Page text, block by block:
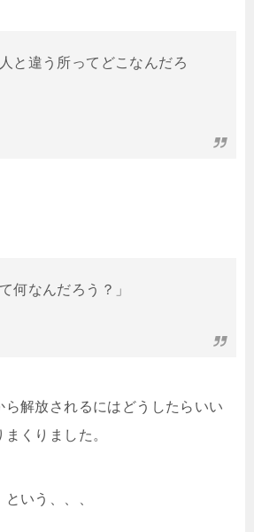
と違う所ってどこなんだろ
何なんだろう？」
ら解放されるにはどうしたらいい
くりました。
という、、、